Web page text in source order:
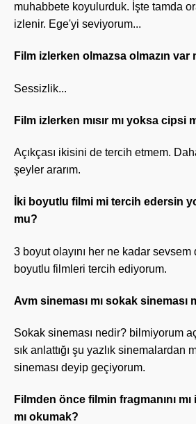
muhabbete koyulurduk. İşte tamda
izlenir. Ege'yi seviyorum...
Film izlerken olmazsa olmazın var
Sessizlik...
Film izlerken mısır mı yoksa cipsi
Açıkçası ikisini de tercih etmem.
şeyler ararım.
İki boyutlu filmi mi tercih edersin
mu?
3 boyut olayını her ne kadar
boyutlu filmleri tercih ediyorum.
Avm sineması mı sokak sineması
Sokak sineması nedir? bilmiyorum
sık anlattığı şu yazlık sinemalardan
sineması deyip geçiyorum.
Filmden önce filmin fragmanını
mı okumak?